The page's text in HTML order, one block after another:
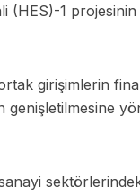
(HES)-1 projesinin
girişimlerin
genişletilmesine